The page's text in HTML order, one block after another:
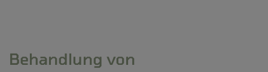
Behandlung von